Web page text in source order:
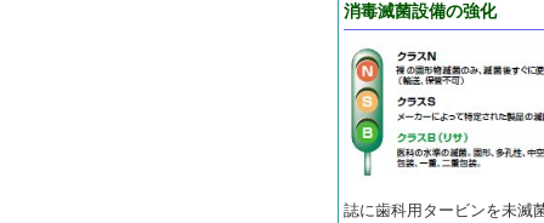
消毒滅菌設備の強化
誌に歯科用タービンを未滅